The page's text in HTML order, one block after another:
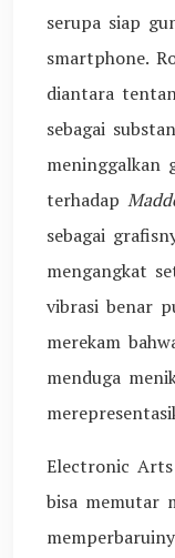
serupa siap
smartphone.
diantara
sebagai
meninggalkan
terhadap
sebagai
mengangkat
vibrasi benar
merekam
menduga
Electronic Arts
bisa memutar